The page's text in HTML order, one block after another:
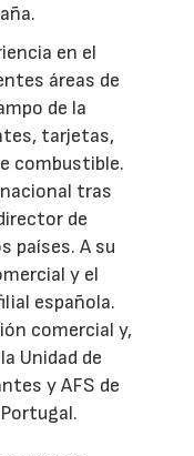
en el
áreas de
de la
tarjetas,
combustible.
tras
de
países. A su
y el
española.
comercial y,
Unidad de
y AFS de